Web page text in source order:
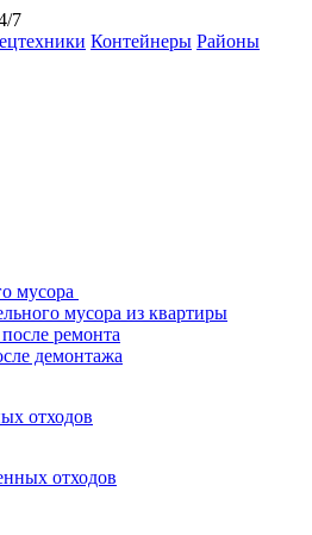
7
Контейнеры Районы
мусора
мусора из квартиры
ремонта
демонтажа
отходов
отходов